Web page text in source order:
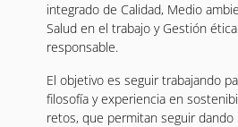
integrado de Calidad, Medio
Salud en el trabajo y Gestión
responsable.
El objetivo es seguir trabajando
filosofía y experiencia en
retos, que permitan seguir